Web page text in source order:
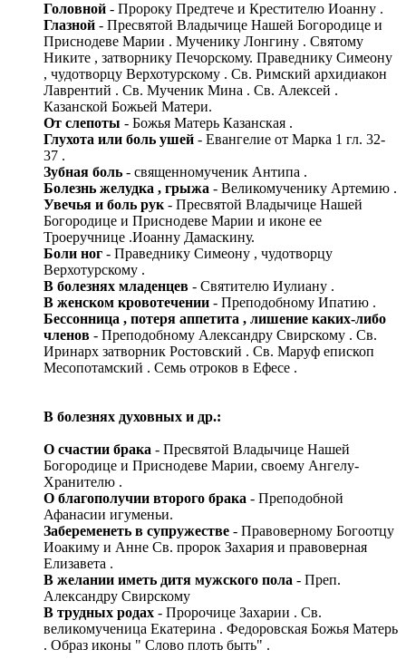
Головной - Пророку Предтече и Крестителю Иоанну .
Глазной - Пресвятой Владычице Нашей Богородице и
Приснодеве Марии . Мученику Лонгину . Святому
Никите , затворнику Печорскому. Праведнику Симеону
, чудотворцу Верхотурскому . Св. Римский архидиакон
Лаврентий . Св. Мученик Мина . Св. Алексей .
Казанской Божьей Матери.
От слепоты - Божья Матерь Казанская .
Глухота или боль ушей - Евангелие от Марка 1 гл. 32-
37 .
Зубная боль - священномученик Антипа .
Болезнь желудка , грыжа - Великомученику Артемию .
Увечья и боль рук- Пресвятой Владычице Нашей
Богородице и Приснодеве Марии и иконе ее
Троеручнице .Иоанну Дамаскину.
Боли ног - Праведнику Симеону , чудотворцу
Верхотурскому .
В болезнях младенцев - Святителю Иулиану .
В женском кровотечении - Преподобному Ипатию .
Бессонница , потеря аппетита , лишение каких-либо
членов - Преподобному Александру Свирскому . Св.
Иринарх затворник Ростовский . Св. Маруф епископ
Месопотамский . Семь отроков в Ефесе .
В болезнях духовных и др.:
О счастии брака - Пресвятой Владычице Нашей
Богородице и Приснодеве Марии, своему Ангелу-
Хранителю .
О благополучии второго брака - Преподобной
Афанасии игуменьи.
Забеременеть в супружестве - Правоверному Богоотцу
Иоакиму и Анне Св. пророк Захария и правоверная
Елизавета .
В желании иметь дитя мужского пола - Преп.
Александру Свирскому
В трудных родах - Пророчице Захарии . Св.
великомученица Екатерина . Федоровская Божья Матерь
. Образ иконы " Слово плоть быть" .